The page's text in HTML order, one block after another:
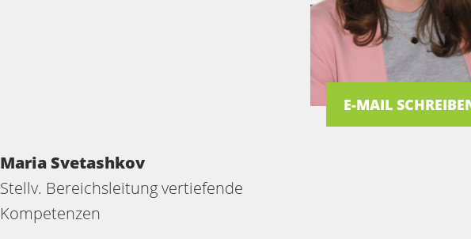
E-MAIL
Maria Svetashkov
Stellv. Bereichsleitung vertiefende
Kompetenzen